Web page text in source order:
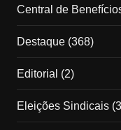
Central de
Destaque(368)
Editorial (2)
Eleições Sindicais